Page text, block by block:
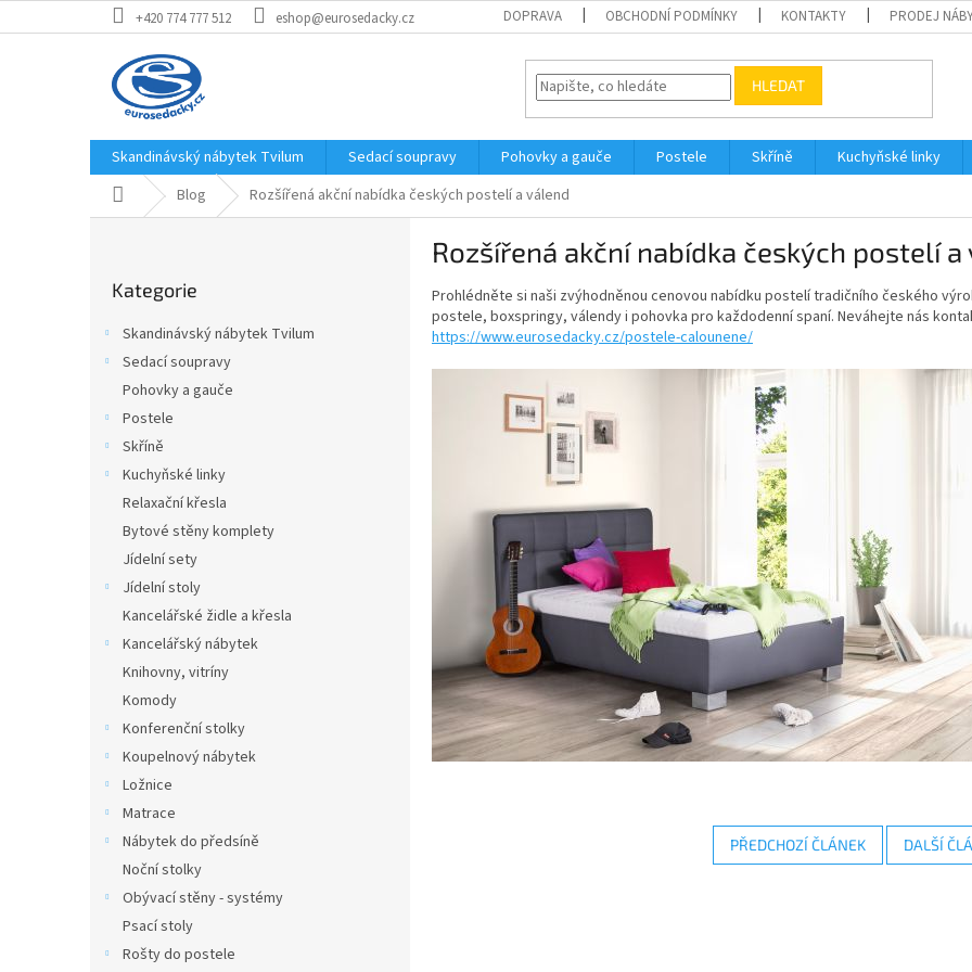
na
+420 774 777 512 eshop@eurosedacky.cz DOPRAVA OBCHODNÍ PODMÍNKY KONTAKTY PRODEJ
HLEDAT
Skandinávský nábytek Tvilum Sedací soupravy Pohovky a gauče Postele Skříně
Kuchyňské linky
Domů Blog Rozšířená akční nabídka českých postelí a válend
kategorie
Kategorie
Skandinávský nábytek Tvilum
Sedací soupravy
Pohovky a gauče
Postele
Skříně
Kuchyňské linky
Relaxační křesla
Bytové stěny komplety
Jídelní sety
Jídelní stoly
Kancelářské židle a křesla
Kancelářský nábytek
Knihovny, vitríny
Komody
Konferenční stolky
Koupelnový nábytek
Ložnice
Matrace
Nábytek do předsíně
Noční stolky
Obývací stěny - systémy
Psací stoly
Rošty do postele
Rozšířená akční nabídka českých postelí a
Prohlédněte si naši zvýhodněnou cenovou nabídku postelí tradičního českého
postele, boxspringy, válendy i pohovka pro každodenní spaní. Neváhejte nás
https://www.eurosedacky.cz/postele-calounene/
PŘEDCHOZÍ ČLÁNEK DALŠÍ